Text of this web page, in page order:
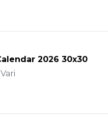
2026 30x30